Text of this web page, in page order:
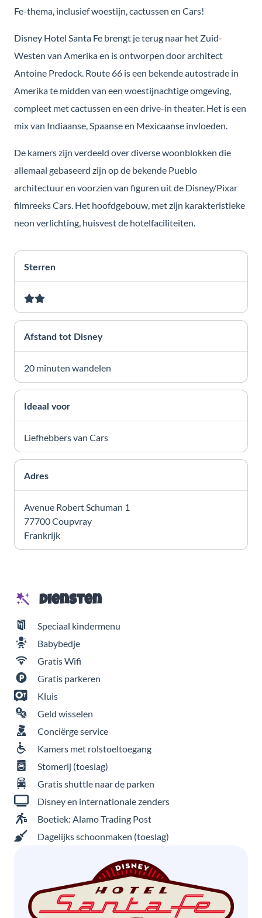
Fe-thema, inclusief woestijn, cactussen en Cars!
Disney Hotel Santa Fe brengt je terug naar het Zuid-
Westen van Amerika en is ontworpen door architect
Antoine Predock. Route 66 is een bekende autostrade in
Amerika te midden van een woestijnachtige omgeving,
compleet met cactussen en een drive-in theater. Het is een
mix van Indiaanse, Spaanse en Mexicaanse invloeden.
De kamers zijn verdeeld over diverse woonblokken die
allemaal gebaseerd zijn op de bekende Pueblo
architectuur en voorzien van figuren uit de Disney/Pixar
filmreeks Cars. Het hoofdgebouw, met zijn karakteristieke
neon verlichting, huisvest de hotelfaciliteiten.
Sterren
Afstand tot Disney
20 minuten wandelen
Ideaal voor
Liefhebbers van Cars
Adres
Avenue Robert Schuman 1
77700 Coupvray
Frankrijk
Diensten
Speciaal kindermenu
Babybedje
Gratis Wifi
Gratis parkeren
Kluis
Geld wisselen
Conciërge service
Kamers met rolstoeltoegang
Stomerij (toeslag)
Gratis shuttle naar de parken
Disney en internationale zenders
Boetiek: Alamo Trading Post
Dagelijks schoonmaken (toeslag)